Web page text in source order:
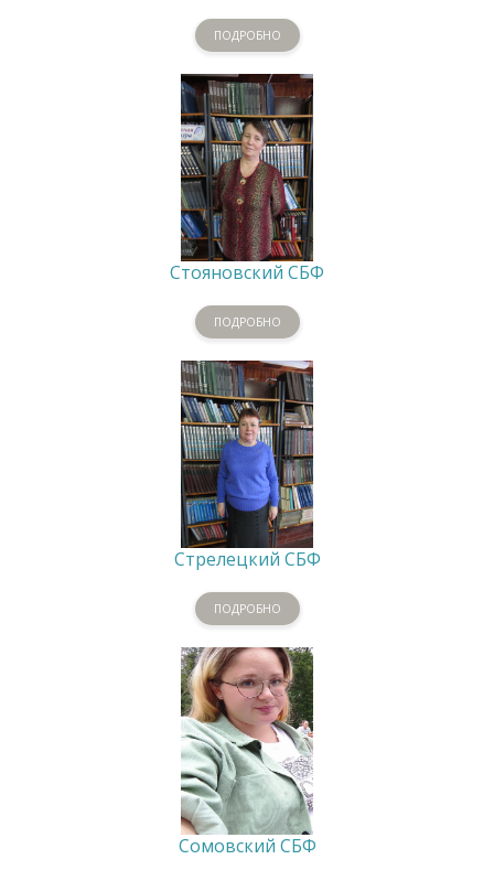
ПОДРОБНО
Стояновский СБФ
ПОДРОБНО
Стрелецкий СБФ
ПОДРОБНО
Сомовский СБФ